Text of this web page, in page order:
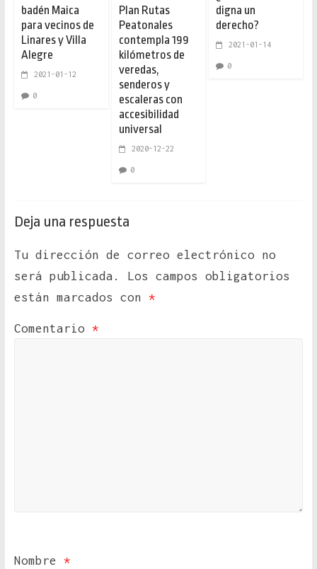
badén Maica
para vecinos de
Linares y Villa
Alegre
2021-01-12
0
Plan Rutas
Peatonales
contempla 199
kilómetros de
veredas,
senderos y
escaleras con
accesibilidad
universal
2020-12-22
0
digna un
derecho?
2021-01-14
0
Deja una respuesta
Tu dirección de correo electrónico no
será publicada.
Los campos obligatorios
están marcados con *
Comentario *
Nombre *